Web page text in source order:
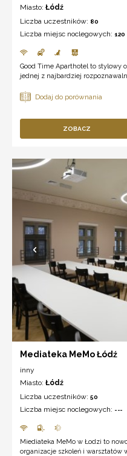
Miasto: Łódź
Liczba uczestników: 80
Liczba miejsc noclegowych: 120
Good Time Aparthotel to stylowy
jednej z najbardziej
ZOBACZ
Mediateka MeMo Łódź
inny
Miasto: Łódź
Liczba uczestników: 50
Liczba miejsc noclegowych: ---
Miediateka MeMo w Łodzi to
organizacje szkoleń i warsztatów